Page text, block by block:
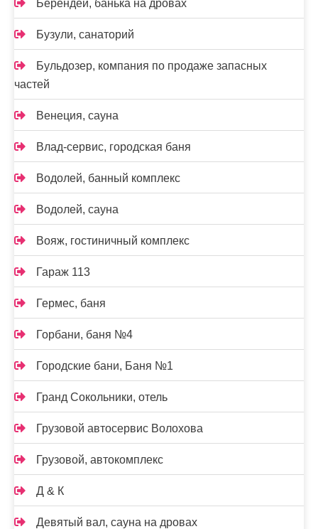
Берендей, банька на дровах
Бузули, санаторий
Бульдозер, компания по продаже запасных
частей
Венеция, сауна
Влад-сервис, городская баня
Водолей, банный комплекс
Водолей, сауна
Вояж, гостиничный комплекс
Гараж 113
Гермес, баня
Горбани, баня №4
Городские бани, Баня №1
Гранд Сокольники, отель
Грузовой автосервис Волохова
Грузовой, автокомплекс
Д & К
Девятый вал, сауна на дровах